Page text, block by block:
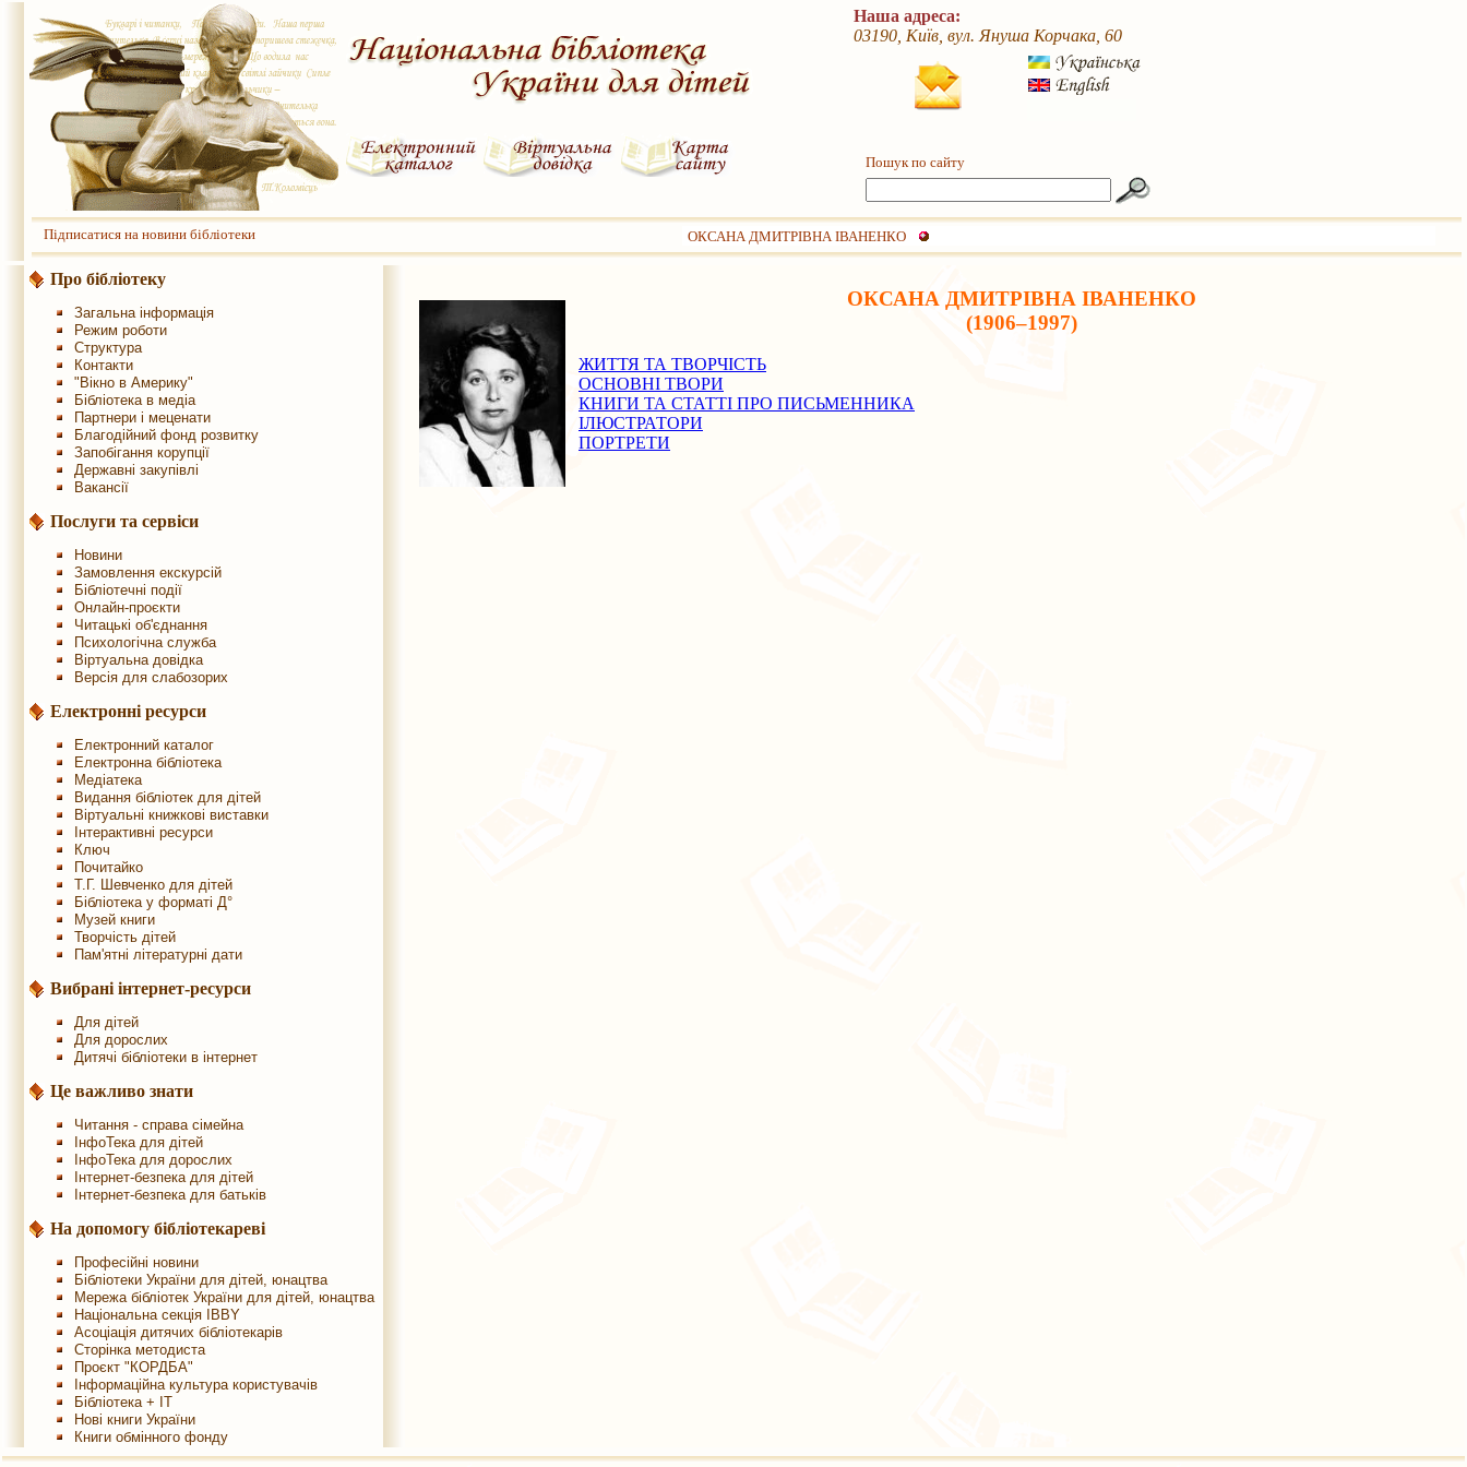
Наша адреса:
03190, Київ, вул. Януша Корчака, 60
Пошук по сайту
Підписатися на новини бібліотеки ОКСАНА ДМИТРІВНА ІВАНЕНКО
Про бібліотеку
Загальна інформація
Режим роботи
Структура
Контакти
"Вікно в Америку"
Бібліотека в медіа
Партнери і меценати
Благодійний фонд розвитку
Запобігання корупції
Державні закупівлі
Вакансії
Послуги та сервіси
Новини
Замовлення екскурсій
Бібліотечні події
Онлайн-проєкти
Читацькі об'єднання
Психологічна служба
Віртуальна довідка
Версія для слабозорих
Електронні ресурси
Електронний каталог
Електронна бібліотека
Медіатека
Видання бібліотек для дітей
Віртуальні книжкові виставки
Інтерактивні ресурси
Ключ
Почитайко
Т.Г. Шевченко для дітей
Бібліотека у форматі Д°
Музей книги
Творчість дітей
Пам'ятні літературні дати
Вибрані інтернет-ресурси
Для дітей
Для дорослих
Дитячі бібліотеки в інтернет
Це важливо знати
Читання - справа сімейна
ІнфоТека для дітей
ІнфоТека для дорослих
Інтернет-безпека для дітей
Інтернет-безпека для батьків
На допомогу бібліотекареві
Професійні новини
Бібліотеки України для дітей, юнацтва
Мережа бібліотек України для дітей, юнацтва
Національна секція IBBY
Асоціація дитячих бібліотекарів
Сторінка методиста
Проєкт "КОРДБА"
Інформаційна культура користувачів
Бібліотека + IT
Нові книги України
Книги обмінного фонду
ОКСАНА ДМИТРІВНА ІВАНЕНКО
(1906–1997)
ЖИТТЯ ТА ТВОРЧІСТЬ
ОСНОВНІ ТВОРИ
КНИГИ ТА СТАТТІ ПРО ПИСЬМЕННИКА
ІЛЮСТРАТОРИ
ПОРТРЕТИ